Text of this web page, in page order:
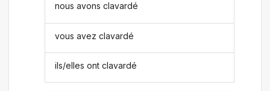
nous avons clavardé
vous avez clavardé
ils/elles ont clavardé